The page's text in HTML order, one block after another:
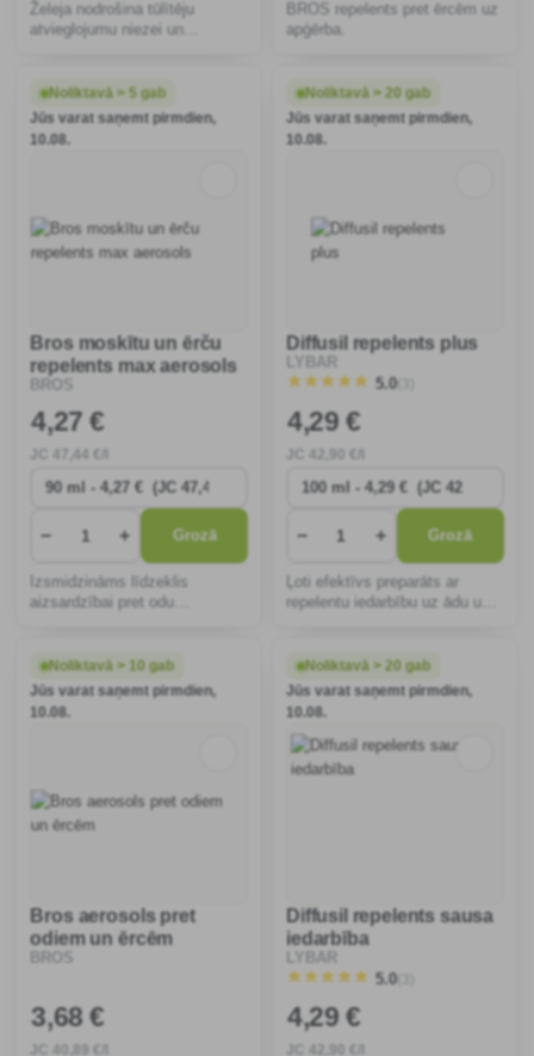
Želeja nodrošina tūlītēju
atvieglojumu niezei un
iepakojums ir ideāli piemērots
ceļošanai. Piemērots jutīgai
ādai, dermatoloģiski pārbau
BROS repelents pret ērcēm uz
apģērba.
Noliktavā > 5 gab
Jūs varat saņemt pirmdien,
10.08.
Bros moskītu un ērču
repelents max aerosols
BROS
4,27 €
− + Grozā
Izsmidzināms līdzeklis
aizsardzībai pret odu
taukus.
Noliktavā > 20 gab
Jūs varat saņemt pirmdien,
10.08.
Diffusil repelents plus
LYBAR
5.0(3)
4,29 €
42
− + Grozā
Ļoti efektīvs preparāts ar
repelentu iedarbību uz ādu un
ērces, mušas un mušas.
Noliktavā > 10 gab
Jūs varat saņemt pirmdien,
10.08.
Bros aerosols pret
odiem un ērcēm
BROS
3,68 €
Noliktavā > 20 gab
Jūs varat saņemt pirmdien,
10.08.
Diffusil repelents sausa
iedarbība
LYBAR
5.0(3)
4,29 €
42